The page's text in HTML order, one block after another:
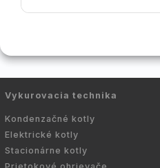
Vykurovacia technika
Kondenzačné kotly
Elektrické kotly
Stacionárne kotly